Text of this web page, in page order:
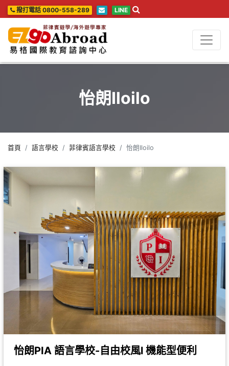
撥打電話 0800-558-289 LINE
怡朗Iloilo
首頁 語言學校 菲律賓語言學校 怡朗Iloilo
怡朗PIA 語言學校-自由校風l 機能型便利